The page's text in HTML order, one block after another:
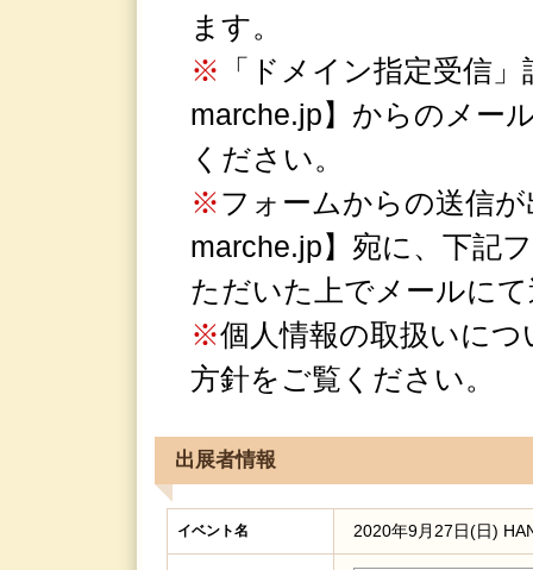
ます。
「ドメイン指定受信
marche.jp】からのメー
ください。
フォームからの送信
marche.jp】宛に、下記
ただいた上でメールに
個人情報の取扱いに
方針をご覧ください。
出展者情報
イベント名 2020年9月27日(日)